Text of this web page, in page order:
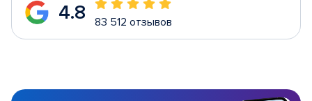
4.8 83 512 отзывов